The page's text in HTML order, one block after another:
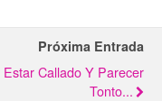
Próxima Entrada
Estar Callado Y Parecer
Tonto...